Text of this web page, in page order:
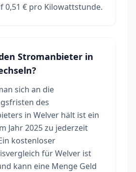
0,51 € pro Kilowattstunde.
Stromanbieter in
sich an die
des
in Welver hält ist ein
Jahr 2025 zu jederzeit
kostenloser
für Welver ist
kann eine Menge Geld